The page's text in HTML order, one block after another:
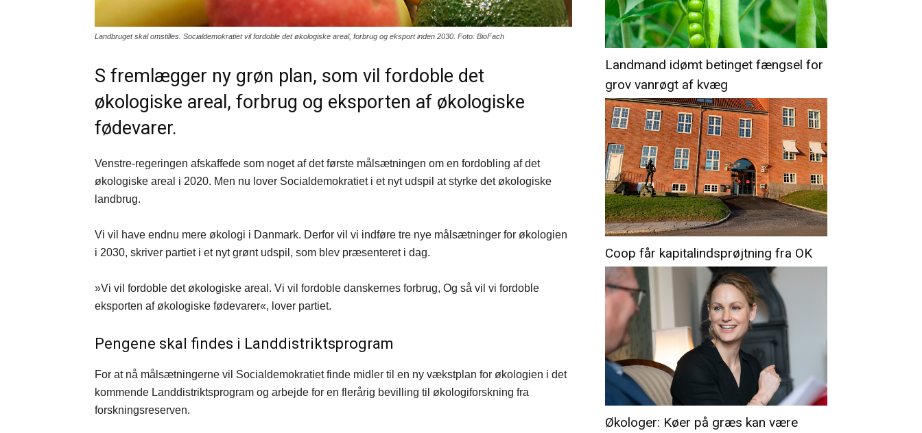
Landbruget skal omstilles. Socialdemokratiet vil fordoble det økologiske areal, forbrug og eksport inden 2030. Foto: BioFach
S fremlægger ny grøn plan, som vil fordoble det
økologiske areal, forbrug og eksporten af økologiske
fødevarer.
Venstre-regeringen afskaffede som noget af det første målsætningen om en fordobling af det
økologiske areal i 2020. Men nu lover Socialdemokratiet i et nyt udspil at styrke det økologiske
landbrug.
Vi vil have endnu mere økologi i Danmark. Derfor vil vi indføre tre nye målsætninger for økologien
i 2030, skriver partiet i et nyt grønt udspil, som blev præsenteret i dag.
»Vi vil fordoble det økologiske areal. Vi vil fordoble danskernes forbrug, Og så vil vi fordoble
eksporten af økologiske fødevarer«, lover partiet.
Pengene skal findes i Landdistriktsprogram
For at nå målsætningerne vil Socialdemokratiet finde midler til en ny vækstplan for økologien i det
kommende Landdistriktsprogram og arbejde for en flerårig bevilling til økologiforskning fra
forskningsreserven.
Landmand idømt betinget fængsel for
grov vanrøgt af kvæg
Coop får kapitalindsprøjtning fra OK
Økologer: Køer på græs kan være